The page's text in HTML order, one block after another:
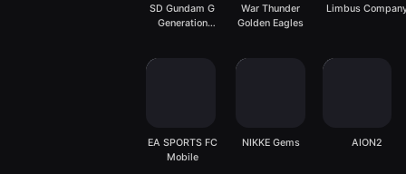
SD Gundam G
Generation
War Thunder
Golden Eagles
Limbus
EA SPORTS FC
Mobile
NIKKE Gems AION2